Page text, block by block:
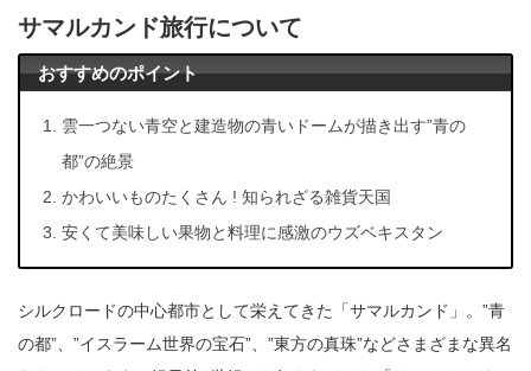
サマルカンド旅行について
おすすめのポイント
雲一つない青空と建造物の青いドームが描き出す”青の
都”の絶景
かわいいものたくさん ! 知られざる雑貨天国
安くて美味しい果物と料理に感激のウズベキスタン
シルクロードの中心都市として栄えてきた「サマルカンド」。”青
の都”、”イスラーム世界の宝石”、”東方の真珠”などさまざまな異名